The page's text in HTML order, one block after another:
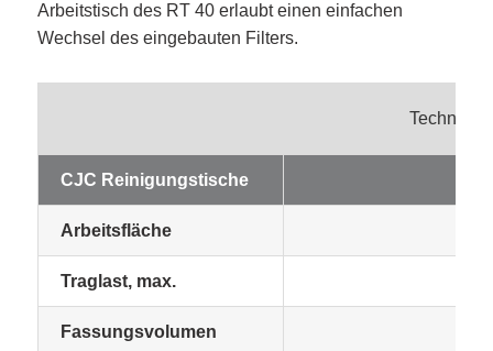
Arbeitstisch des RT 40 erlaubt einen einfachen
Wechsel des eingebauten Filters.
CJC Reinigungstische
Arbeitsfläche
Traglast, max.
Fassungsvolumen